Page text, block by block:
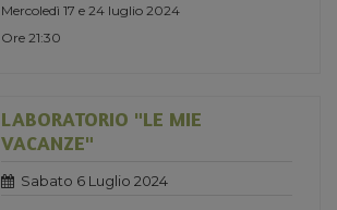
Mercoledì 17 e 24 luglio 2024
Ore 21:30
LABORATORIO "LE MIE
VACANZE"
Sabato 6 Luglio 2024